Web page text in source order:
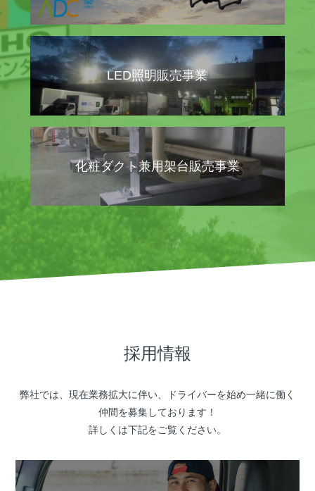
LED照明販売事業
化粧ダクト兼用架台販売事業
採用情報
弊社では、現在業務拡大に伴い、ドライバーを始め一緒に働く
仲間を募集しております！
詳しくは下記をご覧ください。